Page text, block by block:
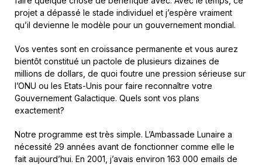
projet a dépassé le stade individuel et j’espère vraiment
qu’il devienne le modèle pour un gouvernement mondial.
Vos ventes sont en croissance permanente et vous aurez
bientôt constitué un pactole de plusieurs dizaines de
millions de dollars, de quoi foutre une pression sérieuse sur
l’ONU ou les Etats-Unis pour faire reconnaître votre
Gouvernement Galactique. Quels sont vos plans
exactement?
Notre programme est très simple. L’Ambassade Lunaire a
nécessité 29 années avant de fonctionner comme elle le
fait aujourd’hui. En 2001, j’avais environ 163 000 emails de